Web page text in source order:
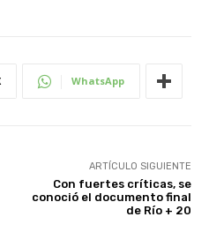
WhatsApp
ARTÍCULO SIGUIENTE
Con fuertes críticas, se
conoció el documento final
de Río + 20